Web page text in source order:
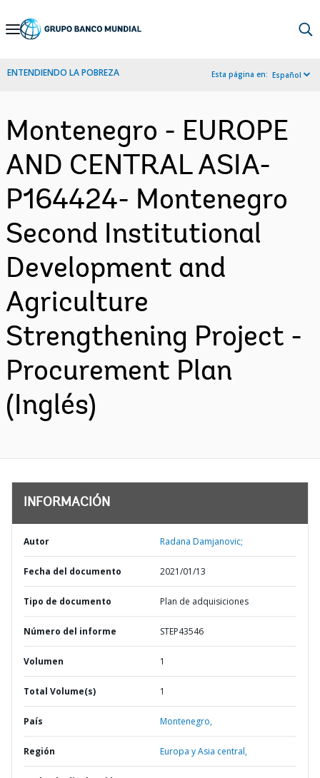
Skip
Navigation
ENTENDIENDO LA POBREZA Esta página en: Español
Montenegro - EUROPE
AND CENTRAL ASIA-
P164424- Montenegro
Second Institutional
Development and
Agriculture
Strengthening Project -
Procurement Plan
(Inglés)
INFORMACIÓN
Autor Radana Damjanovic;
Fecha del documento 2021/01/13
Tipo de documento Plan de adquisiciones
Número del informe STEP43546
Volumen 1
Total Volume(s) 1
País Montenegro,
Región Europa y Asia central,